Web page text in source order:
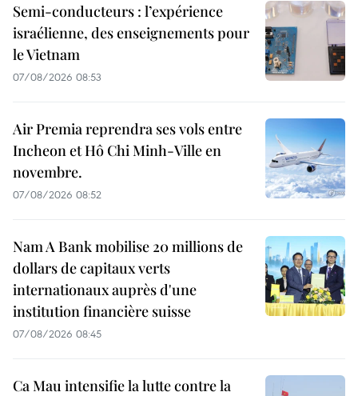
Semi-conducteurs : l’expérience
israélienne, des enseignements pour
le Vietnam
07/08/2026 08:53
Air Premia reprendra ses vols entre
Incheon et Hô Chi Minh-Ville en
novembre.
07/08/2026 08:52
Nam A Bank mobilise 20 millions de
dollars de capitaux verts
internationaux auprès d'une
institution financière suisse
07/08/2026 08:45
Ca Mau intensifie la lutte contre la